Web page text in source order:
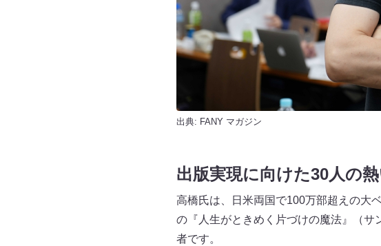
出典: FANY マガジン
出版実現に向けた30人の
高橋氏は、日米両国で100万部超えの大
の『人生がときめく片づけの魔法』（
者です。